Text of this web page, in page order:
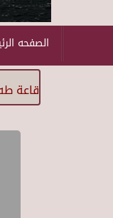
الصفحه
قاعة